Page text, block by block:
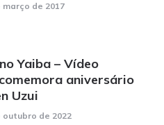
março de 2017
Yaiba – Vídeo
aniversário
Uzui
outubro de 2022